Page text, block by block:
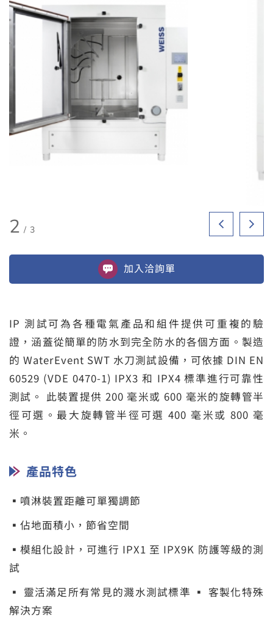
2 / 3
加入洽詢單
IP 測試可為各種電氣產品和組件提供可重複的驗
證，涵蓋從簡單的防水到完全防水的各個方面。製造
的 WaterEvent SWT 水刀測試設備，可依據 DIN EN
60529 (VDE 0470-1) IPX3 和 IPX4 標準進行可靠性
測試。 此裝置提供 200 毫米或 600 毫米的旋轉管半
徑可選。最大旋轉管半徑可選 400 毫米或 800 毫
米。
產品特色
▪噴淋裝置距離可單獨調節
▪佔地面積小，節省空間
▪模組化設計，可進行 IPX1 至 IPX9K 防護等級的測
試
▪ 靈活滿足所有常見的濺水測試標準 ▪ 客製化特殊
解決方案